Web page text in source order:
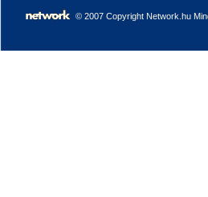
© 2007 Copyright Network.hu